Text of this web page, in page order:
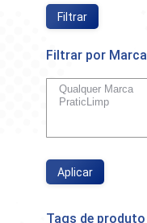
Filtrar
Filtrar por Marca
Aplicar
Tags de produto